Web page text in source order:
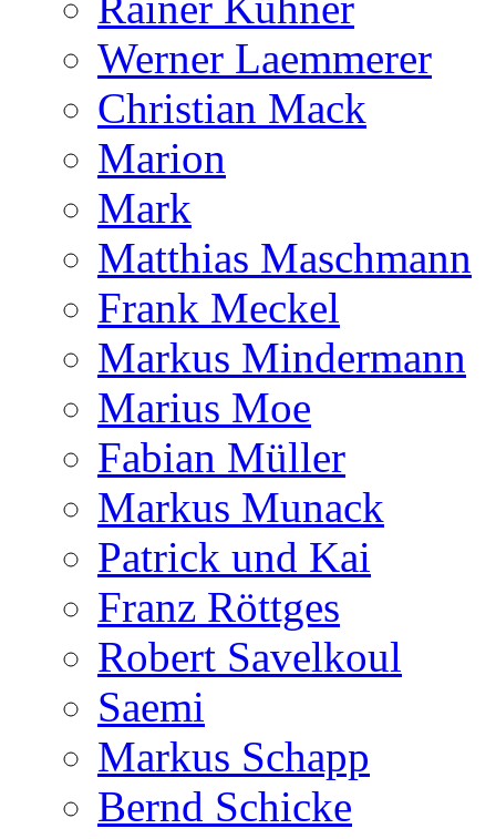
Werner Laemmerer
Christian Mack
Marion
Mark
Matthias Maschmann
Frank Meckel
Markus Mindermann
Marius Moe
Fabian Müller
Markus Munack
Patrick und Kai
Franz Röttges
Robert Savelkoul
Saemi
Markus Schapp
Bernd Schicke